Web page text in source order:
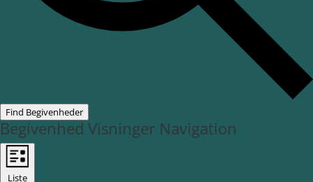
Find Begivenheder
Begivenhed Visninger Navigation
Liste